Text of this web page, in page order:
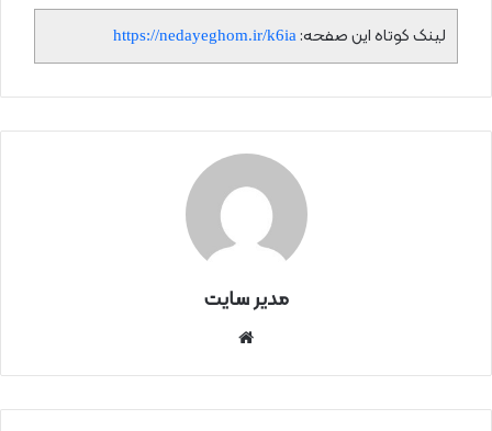
لینک کوتاه این صفحه: https://nedayeghom.ir/k6ia
مدیر سایت
نتی